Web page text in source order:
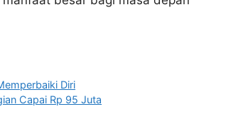
Diri
Capai Rp 95 Juta